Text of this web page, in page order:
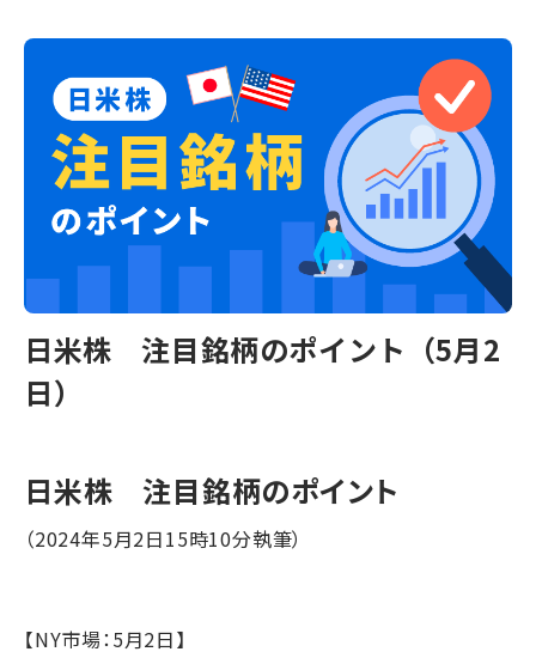
日米株 注目銘柄のポイント（5月2
日）
日米株 注目銘柄のポイント
（2024年5月2日15時10分執筆）
【NY市場：5月2日】